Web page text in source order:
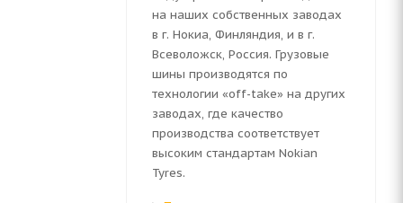
на наших собственных заводах
в г. Нокиа, Финляндия, и в г.
Всеволожск, Россия. Грузовые
шины производятся по
технологии «off-take» на других
заводах, где качество
производства соответствует
высоким стандартам Nokian
Tyres.